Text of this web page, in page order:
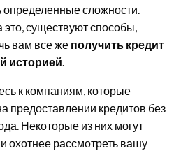
определенные сложности.
существуют способы,
вам все же получить кредит
историей.
к компаниям, которые
предоставлении кредитов без
Некоторые из них могут
охотнее рассмотреть вашу